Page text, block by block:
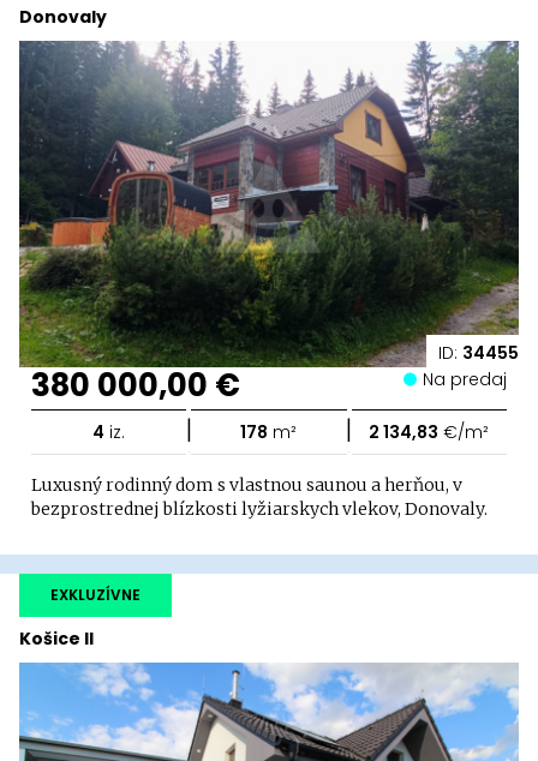
ID: 34455
Donovaly
380 000,00 € Na predaj
4 iz. | 178 m² | 2 134,83 €/m²
Luxusný rodinný dom s vlastnou saunou a herňou, v
bezprostrednej blízkosti lyžiarskych vlekov, Donovaly.
Košice II
EXKLUZÍVNE